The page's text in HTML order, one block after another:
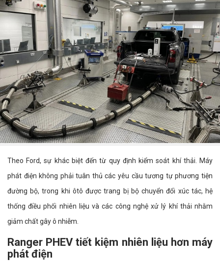
Theo Ford, sự khác biệt đến từ quy định kiểm soát khí thải. Máy
phát điện không phải tuân thủ các yêu cầu tương tự phương tiện
đường bộ, trong khi ôtô được trang bị bộ chuyển đổi xúc tác, hệ
thống điều phối nhiên liệu và các công nghệ xử lý khí thải nhằm
giảm chất gây ô nhiễm.
Ranger PHEV tiết kiệm nhiên liệu hơn máy
phát điện